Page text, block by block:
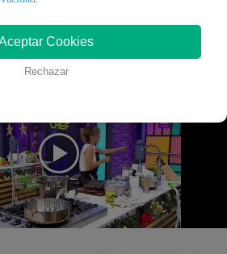
se transmitió un episodio
y por eso, los participantes
a la cocina en la que promete dar
Cookies
Rechazar